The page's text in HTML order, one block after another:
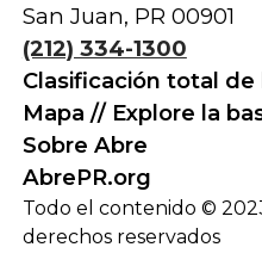
San Juan, PR 00901
(212) 334-1300
Clasificación total de
Mapa // Explore la
Sobre Abre
AbrePR.org
Todo el contenido ©
derechos reservados